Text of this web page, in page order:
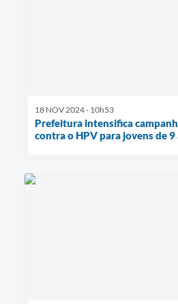
18 NOV 2024 - 10h53
Prefeitura intensifica
contra o HPV para jovens de 9